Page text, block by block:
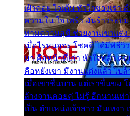
เฝ้าคอย ใจเต้น หัวใจของเรา
ความใน ใจ เศร้า มันร้าวระบ
ท่ามความสุขี ช่วยงานเขาแต่ง
เมื่อไรหนอจะ โชคดี ได้มีพิธีวิ
มา คือหน้าที่เก่า หัวใจหล้า ค
คือหยังเขา มีงานแต่งแล้ว ไป
เมื่อเขาชื่นบาน แต่เราขื่นขม
ล้างจานคอยคู่ ไม่รู้ อีกนานเท่
เป็น ตำแหน่งเจ้าสาว มันเหง